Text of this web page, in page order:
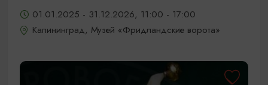
01.01.2025 - 31.12.2026, 11:00 - 17:00
Калининград, Музей «Фридландские ворота»